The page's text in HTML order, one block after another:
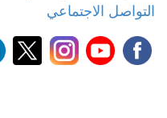
التواصل الاجتماعي